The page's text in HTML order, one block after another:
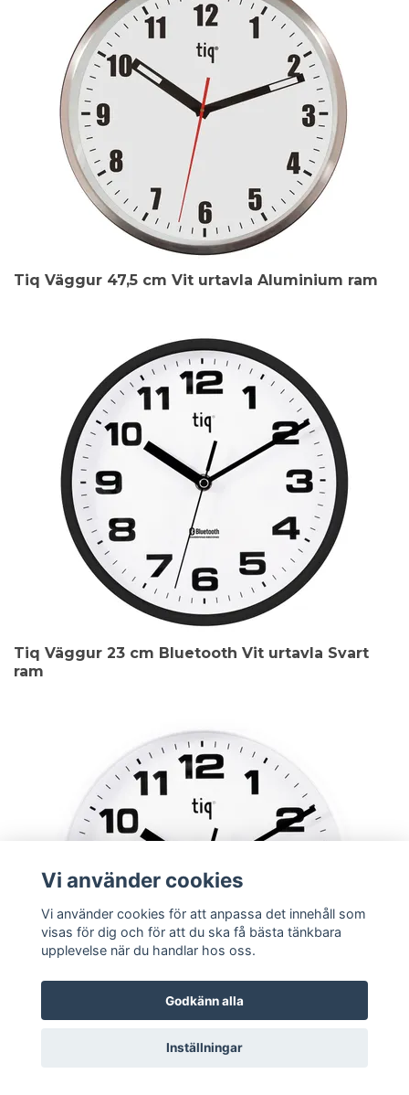
Tiq Väggur 47,5 cm Vit urtavla Aluminium ram
Tiq Väggur 23 cm Bluetooth Vit urtavla Svart
ram
Tiq Väggur 23 cm Bluetooth Vit urtavla Vit ram
Vi använder cookies
Vi använder cookies för att anpassa det innehåll som
visas för dig och för att du ska få bästa tänkbara
upplevelse när du handlar hos oss.
Godkänn alla
Inställningar